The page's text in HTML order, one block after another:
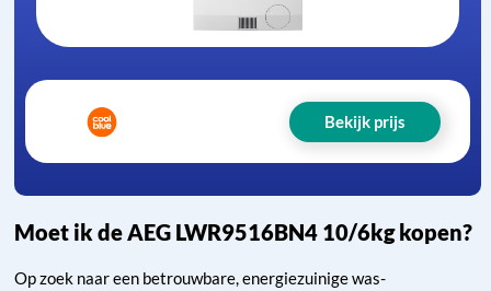
Moet ik de AEG LWR9516BN4 10/6kg kopen?
Op zoek naar een betrouwbare, energiezuinige was-
Bekijk prijs